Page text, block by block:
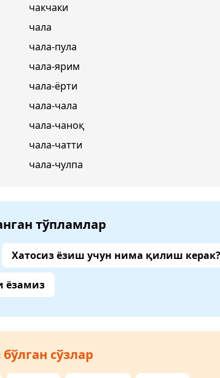
чакчаки
чала
чала-пула
чала-ярим
чала-ёрти
чала-чала
чала-чаноқ
чала-чатти
чала-чулпа
тўпламлар
Хатосиз ёзиш учун нима қилиш керак?
ёзамиз
сўзлар